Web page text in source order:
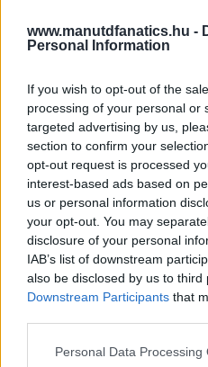
www.manutdfanatics.hu -
Personal Information
If you wish to opt-out of the
processing of your personal or
targeted advertising by us,
section to confirm your
opt-out request is processed
interest-based ads based on
us or personal information
your opt-out. You may
disclosure of your personal
IAB’s list of downstream
also be disclosed by us to third
Downstream Participants that
Please note that this website/
Personal Data Processing
Meccs Center
Paris Saint-
Manchester
Felkészülési szezon 4. mérkőzés
Nya Ullevi, Göteborg
2026-08-08 17:00
Leeds Unitedvs Manchester